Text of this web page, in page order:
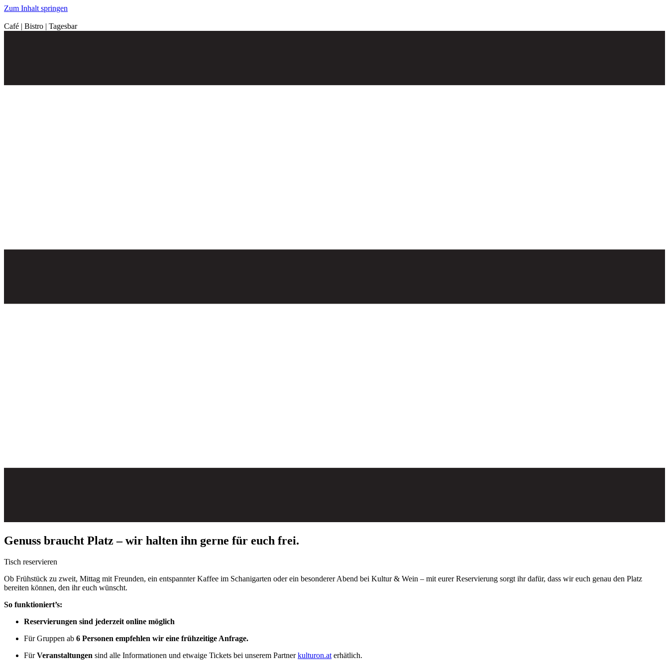
Zum Inhalt springen
Café | Bistro | Tagesbar
Genuss braucht Platz – wir halten ihn gerne für euch frei.
Tisch reservieren
Ob Frühstück zu zweit, Mittag mit Freunden, ein entspannter Kaffee im Schanigarten oder ein besonderer Abend bei Kultur & Wein – mit eurer Reservierung sorgt ihr dafür, dass wir euch genau den Platz
bereiten können, den ihr euch wünscht.
So funktioniert’s:
Reservierungen sind jederzeit online möglich
Für Gruppen ab 6 Personen empfehlen wir eine frühzeitige Anfrage.
FürVeranstaltungen sind alle Informationen und etwaige Tickets bei unserem Partnerkulturon.at erhätlich.